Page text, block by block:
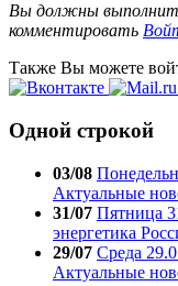
Вы должны
комментировать
Также Вы можете
Одной строкой
03/08
Актуальные
31/07 Пятница
энергетика
29/07 Среда
Актуальные